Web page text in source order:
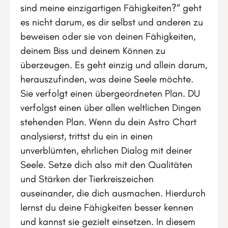
sind meine einzigartigen Fähigkeiten?“ geht
es nicht darum, es dir selbst und anderen zu
beweisen oder sie von deinen Fähigkeiten,
deinem Biss und deinem Können zu
überzeugen. Es geht einzig und allein darum,
herauszufinden, was deine Seele möchte.
Sie verfolgt einen übergeordneten Plan. DU
verfolgst einen über allen weltlichen Dingen
stehenden Plan. Wenn du dein Astro Chart
analysierst, trittst du ein in einen
unverblümten, ehrlichen Dialog mit deiner
Seele. Setze dich also mit den Qualitäten
und Stärken der Tierkreiszeichen
auseinander, die dich ausmachen. Hierdurch
lernst du deine Fähigkeiten besser kennen
und kannst sie gezielt einsetzen. In diesem